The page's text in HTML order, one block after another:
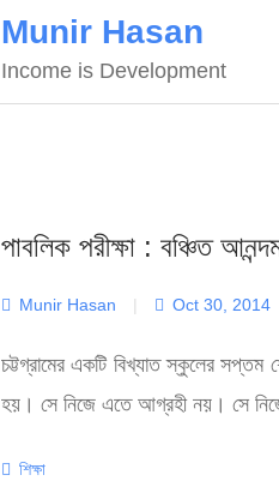
Munir Hasan
Income is Development
পাবলিক পরীক্ষা : বঞ্চিত
Munir Hasan | Oct 30, 2014
চট্টগ্রামের একটি বিখ্যাত স্কুলের সপ্তম
হয়। সে নিজে এতে আগ্রহী নয়। সে
Categories
শিক্ষা